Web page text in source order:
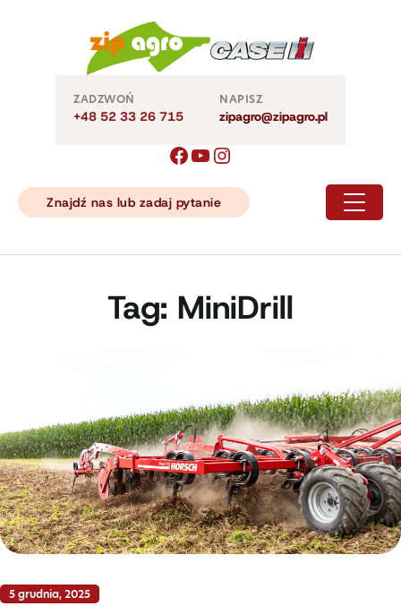
ZADZWOŃ
+48 52 33 26 715
NAPISZ
zipagro@zipagro.pl
Znajdź nas lub zadaj pytanie
Tag: MiniDrill
5 grudnia, 2025